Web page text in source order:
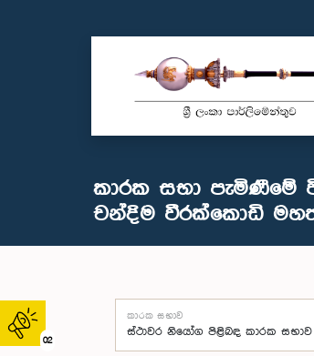
02
කාරක සභා
චන්දිම වීරක්කොඩි
කාරක සභාව